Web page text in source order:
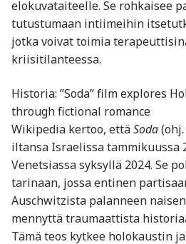
elokuvataiteelle. Se rohkaisee
tutustumaan intiimeihin
jotka voivat toimia
kriisitilanteessa.
Historia: ”Soda” film explores
through fictional romance
Wikipedia kertoo, ettäSoda
iltansa Israelissa tammikuussa
Venetsiassa syksyllä 2024. Se
tarinaan, jossa entinen
Auschwitzista palanneen
mennyttä traumaattista
Tämä teos kytkee holokaustin